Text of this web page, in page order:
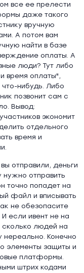
все ее прелести
даже такого
вручную
А потом вам
найти в базе
оплаты. А
люди? Тут либо
время оплаты",
нибудь. Либо
позвонит сам с
Вывод:
экономит
отдельного
время и
отправили, деньги
нужно отправить
точно попадет на
файл и вписывать
не обезопасите
если ивент не на
сколько людей на
нереально. Конечно
элементы защиты и
платформы.
штрих кодами